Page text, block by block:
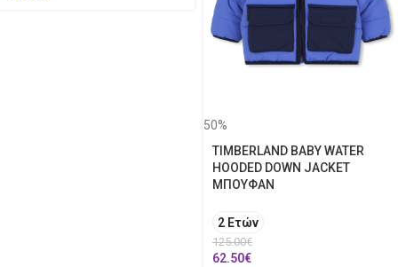
50%
TIMBERLAND BABY WATER
HOODED DOWN JACKET
ΜΠΟΥΦΑΝ
2 Ετών
125.00€
62.50€